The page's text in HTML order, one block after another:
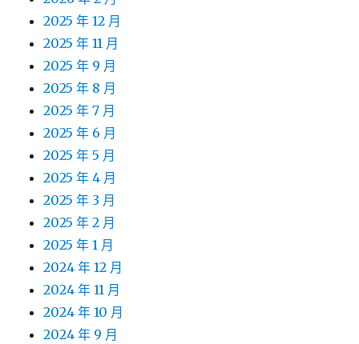
2025 年 12 月
2025 年 11 月
2025 年 9 月
2025 年 8 月
2025 年 7 月
2025 年 6 月
2025 年 5 月
2025 年 4 月
2025 年 3 月
2025 年 2 月
2025 年 1 月
2024 年 12 月
2024 年 11 月
2024 年 10 月
2024 年 9 月